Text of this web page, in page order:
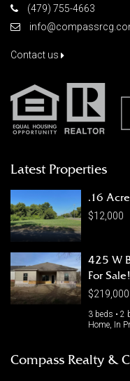
(479) 755-4663
Contact us
Latest Properties
.16
$12,000
425 W
For
$219,000
3 beds • 2
Home, In
Compass Realty &